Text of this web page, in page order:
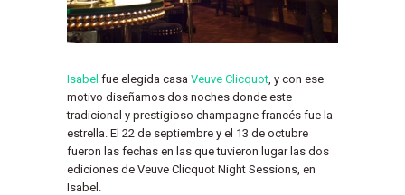
Isabel fue elegida casa Veuve Clicquot , y con ese
motivo diseñamos dos noches donde este
tradicional y prestigioso champagne francés fue la
estrella. El 22 de septiembre y el 13 de octubre
fueron las fechas en las que tuvieron lugar las dos
ediciones de Veuve Clicquot Night Sessions, en
Isabel.